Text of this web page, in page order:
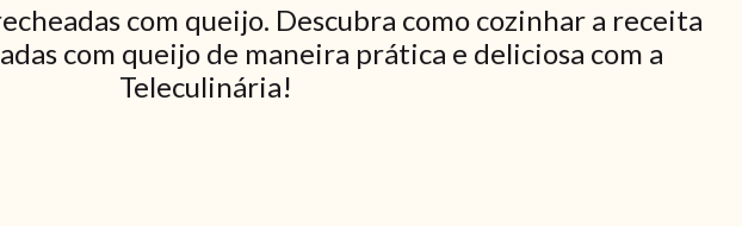
com queijo. Descubra como cozinhar a receita
com queijo de maneira prática e deliciosa com a
Teleculinária!